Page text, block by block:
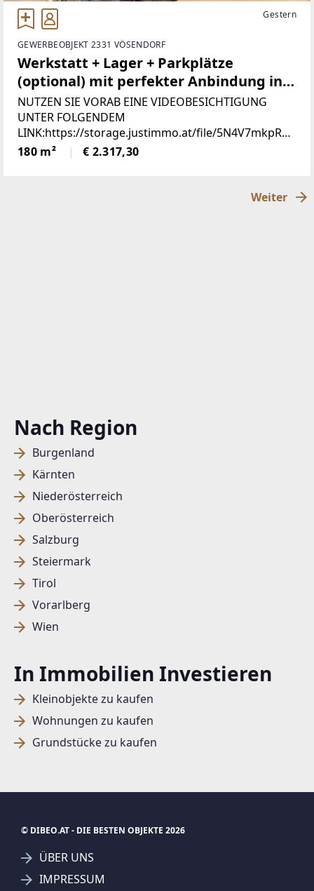
Nach Region
Burgenland
Kärnten
Niederösterreich
Oberösterreich
Salzburg
Steiermark
Tirol
Vorarlberg
Wien
In Immobilien Investieren
Kleinobjekte zu kaufen
Wohnungen zu kaufen
Grundstücke zu kaufen
Gestern
GEWERBEOBJEKT 2331 VÖSENDORF
Werkstatt + Lager + Parkplätze
(optional) mit perfekter Anbindung in
Vösendorf kurzfristig mieten!
NUTZEN SIE VORAB EINE VIDEOBESICHTIGUNG
UNTER FOLGENDEM
LINK:https://storage.justimmo.at/file/5N4V7mkpR7f
prSpGmVRgX1.mov
[https://storage.justimmo.at/file/5N4V7mkpR7fprSp
180 m² € 2.317,30
Weiter
© DIBEO.AT - DIE BESTEN OBJEKTE 2026
ÜBER UNS
IMPRESSUM